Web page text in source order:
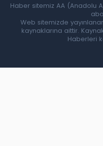
Haber sitemiz AA (Anadolu
Web sitemizde
kaynaklarına aittir.
Haberleri